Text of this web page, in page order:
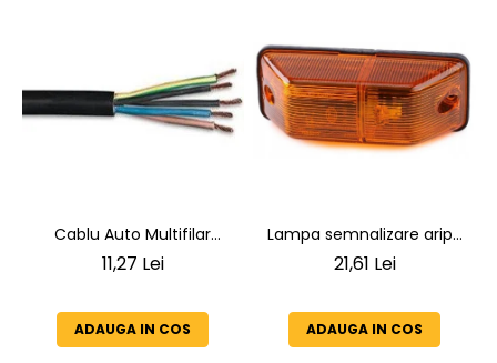
Cablu Auto Multifilar
7x1,5mm² - Rezistent și
11,27 Lei
ADAUGA IN COS
Lampa semnalizare aripa
VW LT 2 05.1996-12.2005 ;
1996-2002; Unimog 1949-;
Neoplan Euroliner,
21,61 Lei
ADAUGA IN COS